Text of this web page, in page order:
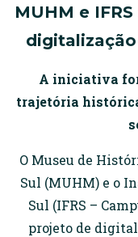
MUHM e
A iniciativa
trajetória
O Museu de
Sul (MUHM) e o
Sul (IFRS –
projeto de